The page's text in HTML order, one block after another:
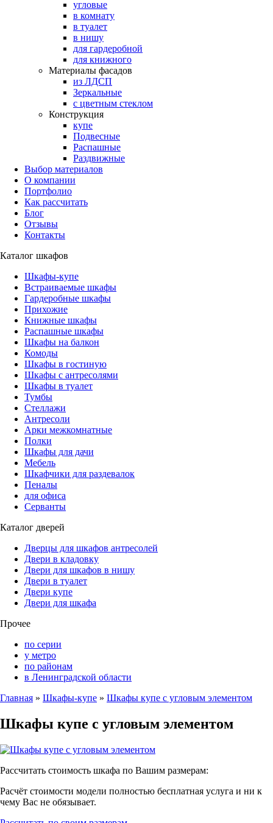
угловые
в комнату
в туалет
в нишу
для гардеробной
для книжного
Материалы фасадов
из ЛДСП
Зеркальные
с цветным стеклом
Конструкция
купе
Подвесные
Распашные
Раздвижные
Выбор материалов
О компании
Портфолио
Как рассчитать
Блог
Отзывы
Контакты
Каталог шкафов
Шкафы-купе
Встраиваемые шкафы
Гардеробные шкафы
Прихожие
Книжные шкафы
Распашные шкафы
Шкафы на балкон
Комоды
Шкафы в гостиную
Шкафы с антресолями
Шкафы в туалет
Тумбы
Стеллажи
Антресоли
Арки межкомнатные
Полки
Шкафы для дачи
Мебель
Шкафчики для раздевалок
Пеналы
для офиса
Серванты
Каталог дверей
Дверцы для шкафов антресолей
Двери в кладовку
Двери для шкафов в нишу
Двери в туалет
Двери купе
Двери для шкафа
Прочее
по серии
у метро
по районам
в Ленинградской области
Главная » Шкафы-купе » Шкафы купе с угловым элементом
Шкафы купе с угловым элементом
Рассчитать стоимость шкафа по Вашим размерам:
Расчёт стоимости модели полностью бесплатная услуга и ни к
чему Вас не обязывает.